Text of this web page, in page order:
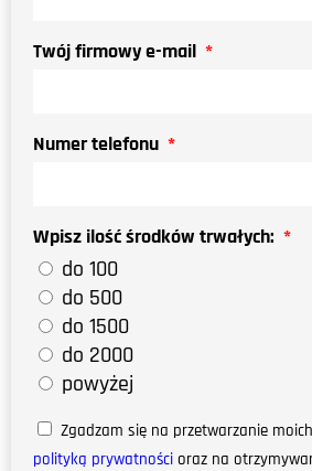
Twój firmowy e-mail
Numer telefonu
Wpisz ilość środków trwałych:
do 100
do 500
do 1500
do 2000
powyżej
Zgadzam się na przetwarzanie
polityką prywatności oraz na